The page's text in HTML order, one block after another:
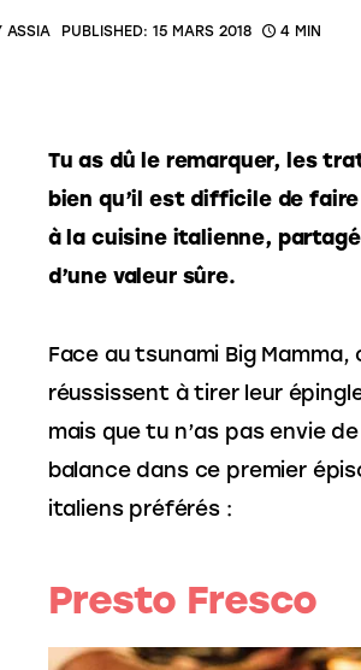
ASSIA PUBLISHED: 15 MARS 2018 4 MIN
Tu as dû le remarquer, les
bien qu’il est difficile de
à la cuisine italienne,
d’une valeur sûre.
Face au tsunami Big
réussissent à tirer leur
mais que tu n’as pas envie
balance dans ce premier
italiens préférés :
Presto Fresco